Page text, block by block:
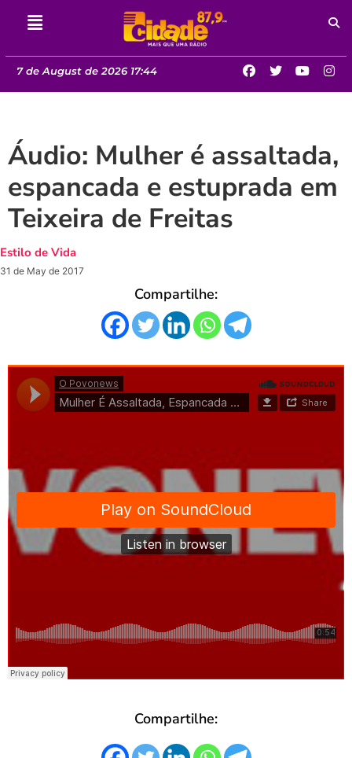
7 de August de 2026 17:44
Áudio: Mulher é assaltada,
espancada e estuprada em
Teixeira de Freitas
Estilo de Vida
31 de May de 2017
Compartilhe:
Compartilhe: